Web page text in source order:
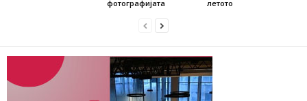
фотографијата
летото